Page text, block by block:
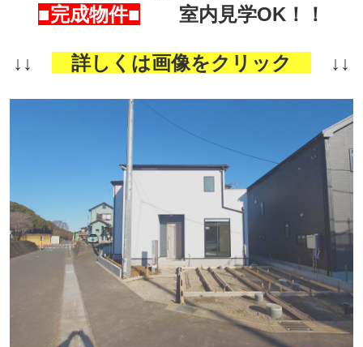
■完成物件■ 室内見学OK！！
↓↓ 詳しくは画像をクリック ↓↓